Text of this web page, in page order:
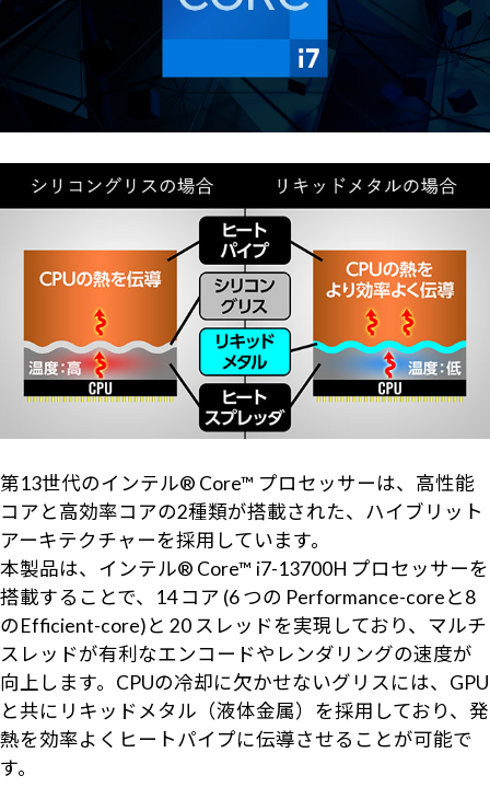
第13世代のインテル® Core™ プロセッサーは、高性能
コアと高効率コアの2種類が搭載された、ハイブリット
アーキテクチャーを採用しています。
本製品は、インテル® Core™ i7-13700H プロセッサーを
搭載することで、14 コア (6 つの Performance-coreと8
のEfficient-core)と 20 スレッドを実現しており、マルチ
スレッドが有利なエンコードやレンダリングの速度が
向上します。CPUの冷却に欠かせないグリスには、GPU
と共にリキッドメタル（液体金属）を採用しており、発
熱を効率よくヒートパイプに伝導させることが可能で
す。